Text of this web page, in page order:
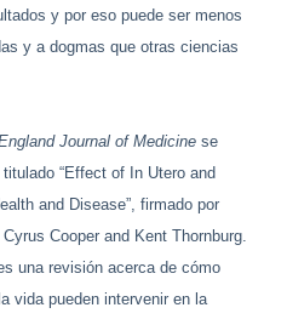
y por eso puede ser menos
y a dogmas que otras ciencias
Journal of Medicinese
“Effect of In Utero and
and Disease”, firmado por
Cooper and Kent Thornburg.
una revisión acerca de cómo
vida pueden intervenir en la